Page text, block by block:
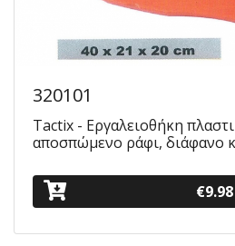
320101
Tactix - Εργαλειοθήκη
αποσπώμενο ράφι, διάφανο
€9.98